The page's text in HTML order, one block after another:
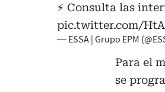
⚡️ Consulta las
pic.twitter.com/
— ESSA | Grupo EPM
Para el
se